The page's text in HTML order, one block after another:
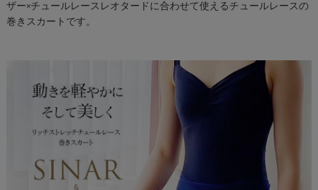
ザー×チュールレースレオタードに合わせて使えるチュールレースの
巻きスカートです。